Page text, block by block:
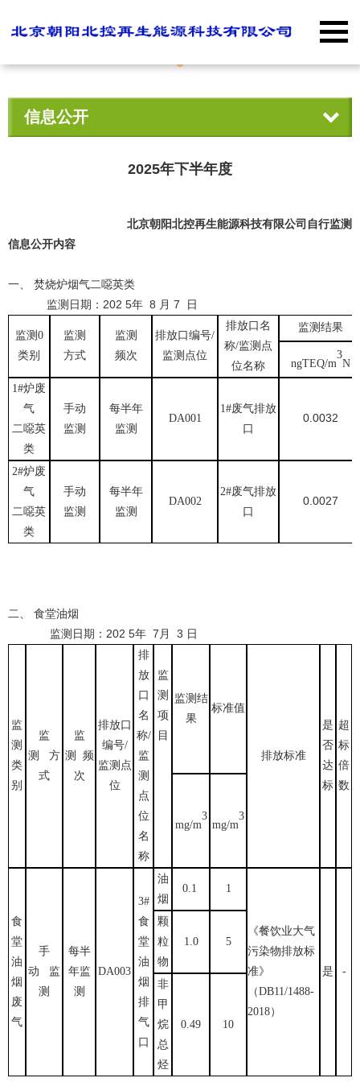
信息公开
2025年下半年度
北京朝阳北控再生能源科技有限公司自行监测
信息公开内容
一、 焚烧炉烟气二噁英类
监测日期：202 5年 8 月 7 日
监测0
类别
监测
方式
监测
频次
排放口编号/
监测点位
排放口名
称/监测点
位名称
监测结果
ngTEQ/m
3
N
1#炉废
气
二噁英
类
手动
监测
每半年
监测
DA001
1#废气排放
口
0.0032
2#炉废
气
二噁英
类
手动
监测
每半年
监测
DA002
2#废气排放
口
0.0027
二、 食堂油烟
监测日期：202 5年 7月 3 日
监
测
类
别
监
测 方
式
监
测 频
次
排放口
编号/
监测点
位
排
放
口
名
称/
监
测
点
位
名
称
监
测
项
目
监测结
果
标准值
排放标准
是
否
达
标
超
标
倍
数
mg/m
3
mg/m
3
食
堂
油
烟
废
气
手
动 监
测
每半
年监
测
DA003
3#
食
堂
油
烟
排
气
口
油
烟
0.1 1
《餐饮业大气
污染物排放标
准》
（DB11/1488-
2018）
是 -
颗
粒
物
1.0 5
非
甲
烷
总
烃
0.49 10